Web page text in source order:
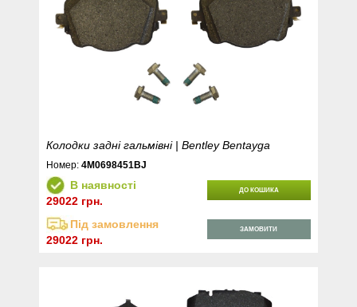
Колодки задні гальмівні | Bentley Bentayga
Номер:4M0698451BJ
В наявності
29022 грн.
ДО КОШИКА
Під замовлення
29022 грн.
ЗАМОВИТИ